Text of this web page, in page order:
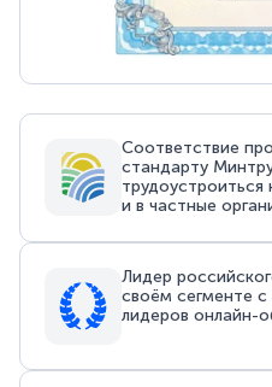
Соответствие
стандарту
трудоустроиться
и в частные
Лидер
своём сегменте
лидеров онлайн-